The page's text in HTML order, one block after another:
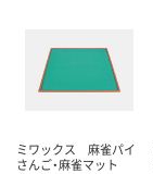
ミワックス 麻雀パイ
さんご・麻雀マット